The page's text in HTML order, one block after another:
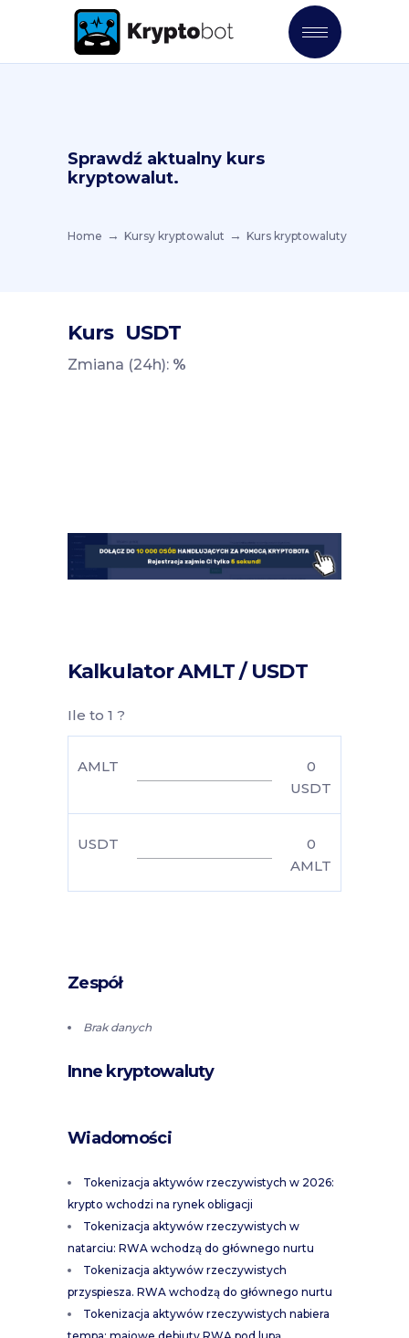
Sprawdź aktualny kurs
kryptowalut.
Home Kursy kryptowalut Kurs kryptowaluty
Kurs USDT
Zmiana (24h): %
Kalkulator AMLT / USDT
Ile to 1 ?
AMLT
0
USDT
USDT
0
AMLT
Zespół
Brak danych
Inne kryptowaluty
Wiadomości
Tokenizacja aktywów rzeczywistych w 2026:
krypto wchodzi na rynek obligacji
Tokenizacja aktywów rzeczywistych w
natarciu: RWA wchodzą do głównego nurtu
Tokenizacja aktywów rzeczywistych
przyspiesza. RWA wchodzą do głównego nurtu
Tokenizacja aktywów rzeczywistych nabiera